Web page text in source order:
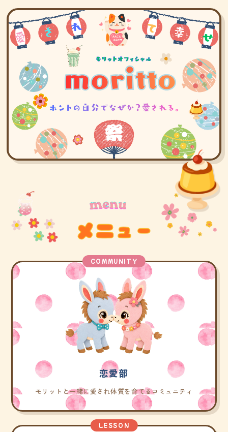
COMMUNITY
恋愛部
モリットと一緒に愛され体質を育てるコミュニティ
LESSON